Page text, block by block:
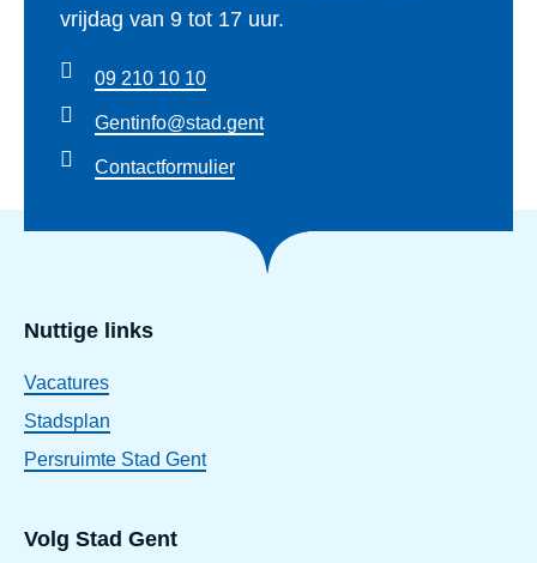
vrijdag van 9 tot 17 uur.
09 210 10 10
Gentinfo@stad.gent
Contactformulier
Nuttige links
Vacatures
Stadsplan
Persruimte Stad Gent
Volg Stad Gent